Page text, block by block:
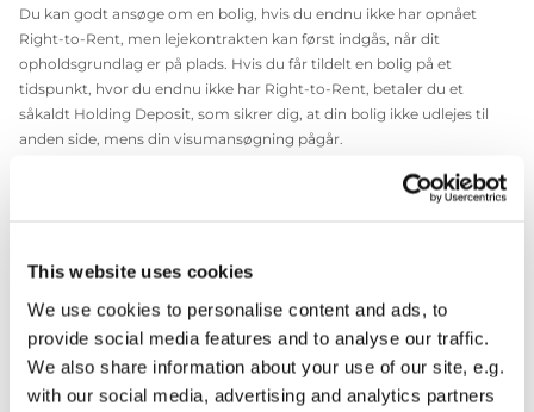
This website uses cookies
We use cookies to personalise content and ads, to
provide social media features and to analyse our traffic.
We also share information about your use of our site, e.g.
with our social media, advertising and analytics partners
Du kan godt ansøge om en bolig, hvis du endnu ikke har opnået
Right-to-Rent, men lejekontrakten kan først indgås, når dit
opholdsgrundlag er på plads. Hvis du får tildelt en bolig på et
tidspunkt, hvor du endnu ikke har Right-to-Rent, betaler du et
såkaldt Holding Deposit, som sikrer dig, at din bolig ikke udlejes til
anden side, mens din visumansøgning pågår.
Hvis du får tildelt en bolig, skal du være villig til at være frivillig
hjælper (ca. 12 timer over 2 dage) til K`s julemarked, som foregår den
andre danskere i London.
Når du indgår lejekontrakten binder du dig for hele lejemålets
varighed.
Ansøgningsfrist